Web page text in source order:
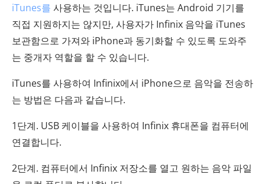
iTunes를 사용하는 것입니다. iTunes는 Android 기기를
직접 지원하지는 않지만, 사용자가 Infinix 음악을 iTunes
보관함으로 가져와 iPhone과 동기화할 수 있도록 도와주
는 중개자 역할을 할 수 있습니다.
iTunes를 사용하여 Infinix에서 iPhone으로 음악을 전송하
는 방법은 다음과 같습니다.
1단계. USB 케이블을 사용하여 Infinix 휴대폰을 컴퓨터에
연결합니다.
2단계. 컴퓨터에서 Infinix 저장소를 열고 원하는 음악 파일